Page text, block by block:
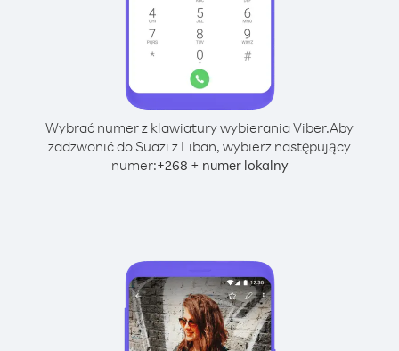
Wybrać numer z klawiatury wybierania Viber.Aby
zadzwonić do Suazi z Liban, wybierz następujący
numer:+268 + numer lokalny